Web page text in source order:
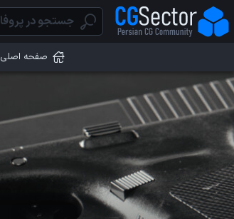
صفحه اصلی